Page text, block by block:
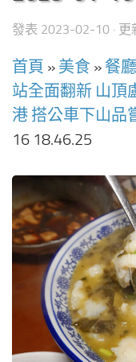
發表 2023-02-10 · 更
首頁 » 美食 » 餐
站全面翻新 山頂
港 搭公車下山品
16 18.46.25